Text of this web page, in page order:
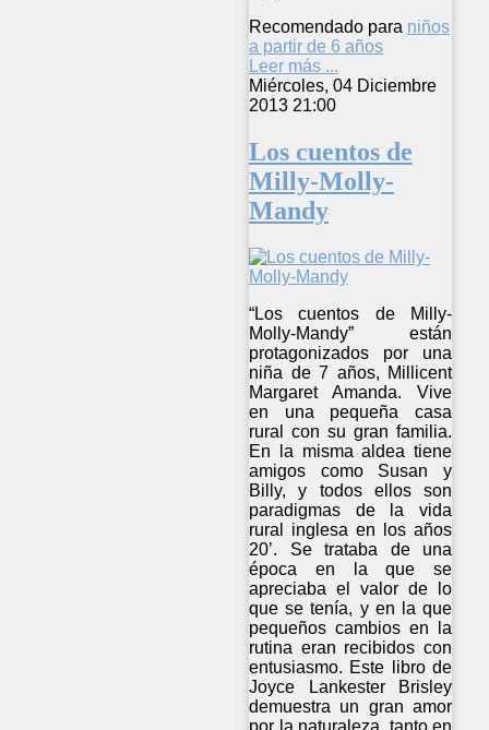
Recomendado para niños
a partir de 6 años
Leer más ...
Miércoles, 04 Diciembre
2013 21:00
Los cuentos de
Milly-Molly-
Mandy
“Los cuentos de Milly-
Molly-Mandy” están
protagonizados por una
niña de 7 años, Millicent
Margaret Amanda. Vive
en una pequeña casa
rural con su gran familia.
En la misma aldea tiene
amigos como Susan y
Billy, y todos ellos son
paradigmas de la vida
rural inglesa en los años
20’. Se trataba de una
época en la que se
apreciaba el valor de lo
que se tenía, y en la que
pequeños cambios en la
rutina eran recibidos con
entusiasmo. Este libro de
Joyce Lankester Brisley
demuestra un gran amor
por la naturaleza, tanto en